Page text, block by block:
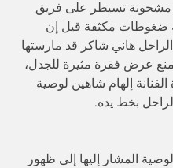
مشحونة تسيطر على فريق
ضغوطات مكثفة قيل إن
الراحل هاني شاكر قد مارستها
عرض فقرة مثيرة للجدل،
إلهام شاهين لوصية
بخط يده.
المشار إليها إلى ظهور